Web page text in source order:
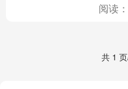
阅读：
共 1